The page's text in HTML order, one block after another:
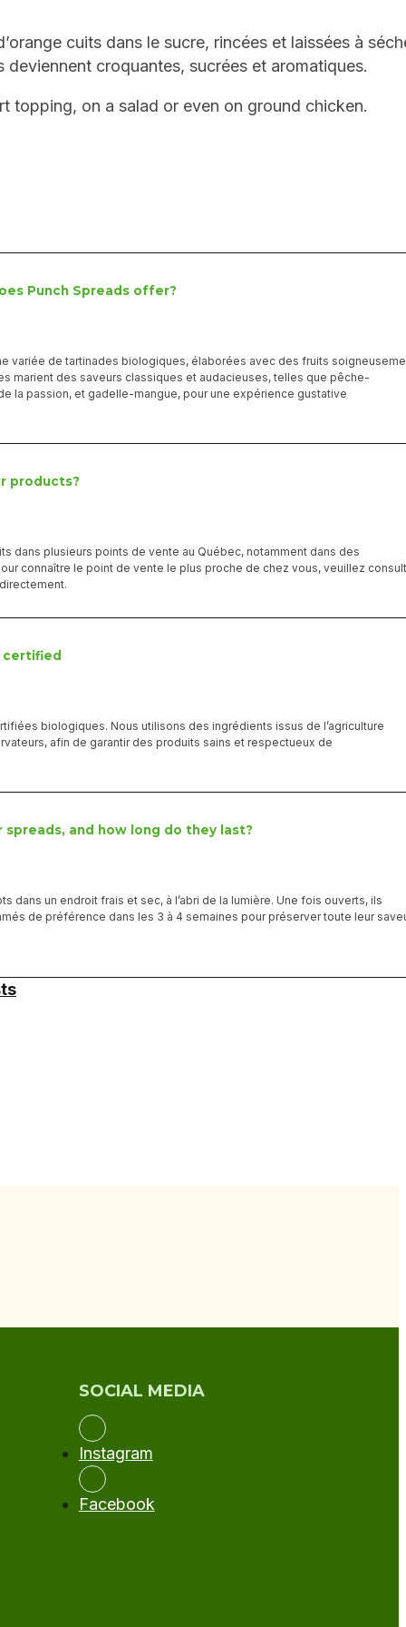
cuits dans le sucre, rincées et laissées à
deviennent croquantes, sucrées et aromatiques.
topping, on a salad or even on ground chicken.
Punch Spreads offer?
variée de tartinades biologiques, élaborées avec des fruits
marient des saveurs classiques et audacieuses, telles que pêche-
la passion, et gadelle-mangue, pour une expérience gustative
products?
dans plusieurs points de vente au Québec, notamment dans des
connaître le point de vente le plus proche de chez vous, veuillez
certified
biologiques. Nous utilisons des ingrédients issus de l’agriculture
afin de garantir des produits sains et respectueux de
and how long do they last?
dans un endroit frais et sec, à l’abri de la lumière. Une fois ouverts, ils
de préférence dans les 3 à 4 semaines pour préserver toute leur
SOCIAL MEDIA
Instagram
Facebook